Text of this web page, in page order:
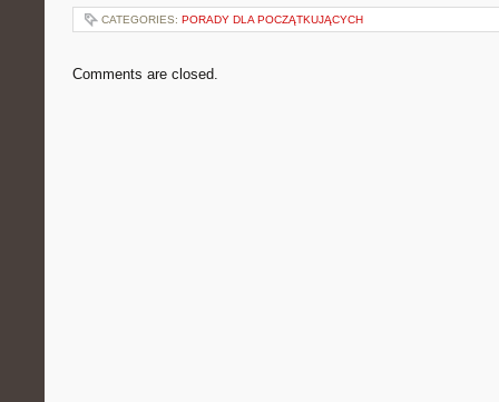
CATEGORIES: PORADY DLA POCZĄTKUJĄCYCH
Comments are closed.